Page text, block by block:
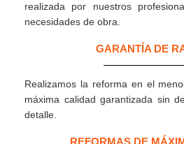
realizada por nuestros
necesidades de obra.
GARANTÍA DE
Realizamos la reforma en el
máxima calidad garantizada sin
detalle.
REFORMAS DE